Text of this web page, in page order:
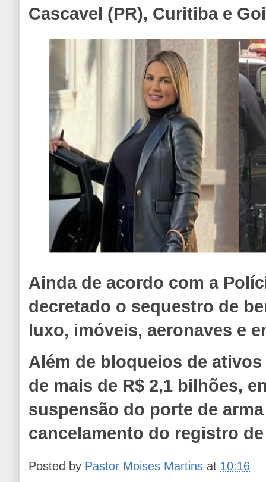
Cascavel (PR), Curitiba e
Ainda de acordo com a
decretado o sequestro de
luxo, imóveis, aeronaves e
Além de bloqueios de
de mais de R$ 2,1 bilhões,
suspensão do porte de
cancelamento do registro
Posted by Pastor Moises Martins at 10:16